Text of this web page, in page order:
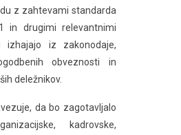
z zahtevami standarda
in drugimi relevantnimi
izhajajo iz zakonodaje,
obveznosti in
deležnikov.
da bo zagotavljalo
kadrovske,